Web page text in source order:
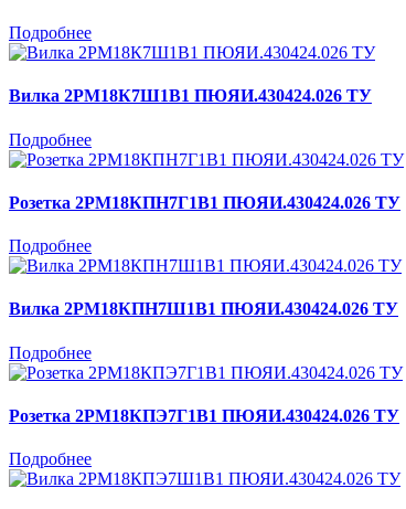
Подробнее
Вилка 2РМ18К7Ш1В1 ПЮЯИ.430424.026 ТУ
Подробнее
Розетка 2РМ18КПН7Г1В1 ПЮЯИ.430424.026 ТУ
Подробнее
Вилка 2РМ18КПН7Ш1В1 ПЮЯИ.430424.026 ТУ
Подробнее
Розетка 2РМ18КПЭ7Г1В1 ПЮЯИ.430424.026 ТУ
Подробнее